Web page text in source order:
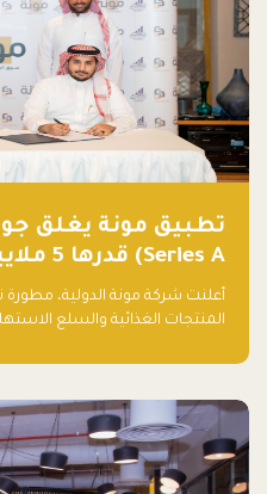
Series A) قدرها 5 ملايين ريال
أعلنت شركة مونة الدولية،
المنتجات الغذائية والسلع
دولار أمريكي)، بقيادة شركتي